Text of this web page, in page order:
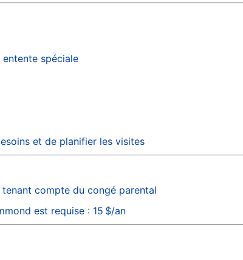
entente spéciale
et de planifier les visites
compte du congé parental
est requise : 15 $/an